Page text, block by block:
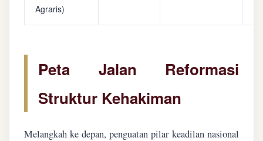
Agraris)
Peta Jalan Reformasi
Struktur Kehakiman
Melangkah ke depan, penguatan pilar keadilan nasional